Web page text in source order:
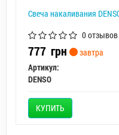
Свеча накаливания
0 отзывов
777 грн
завтра
Артикул:
DENSO
КУПИТЬ